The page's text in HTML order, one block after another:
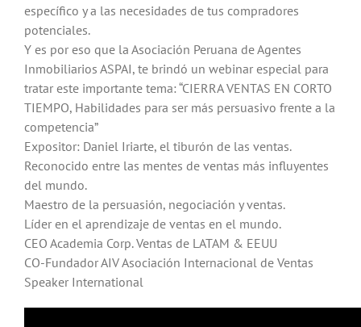
específico y a las necesidades de tus compradores
potenciales.
Y es por eso que la Asociación Peruana de Agentes
Inmobiliarios ASPAI, te brindó un webinar especial para
tratar este importante tema: “CIERRA VENTAS EN CORTO
TIEMPO, Habilidades para ser más persuasivo frente a la
competencia”
Expositor: Daniel Iriarte, el tiburón de las ventas.
Reconocido entre las mentes de ventas más influyentes
del mundo.
Maestro de la persuasión, negociación y ventas.
Líder en el aprendizaje de ventas en el mundo.
CEO Academia Corp. Ventas de LATAM & EEUU
CO-Fundador AIV Asociación Internacional de Ventas
Speaker International